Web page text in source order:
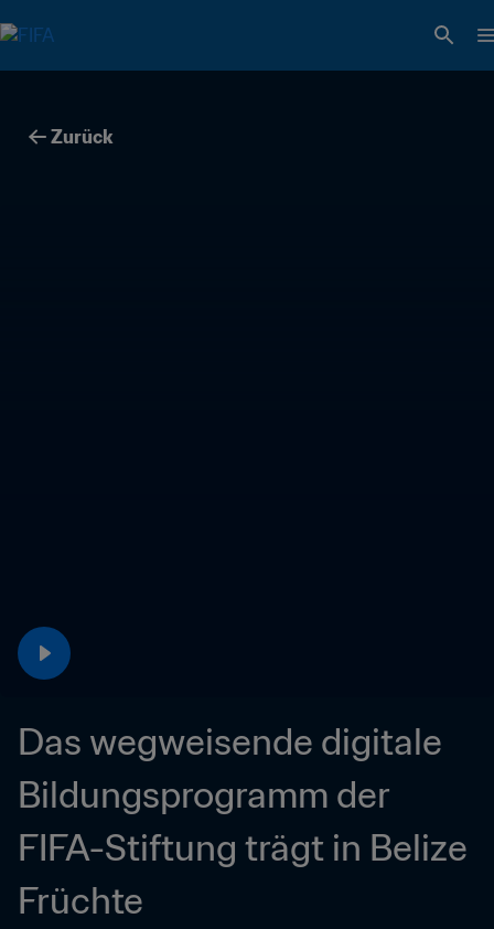
Zurück
Das wegweisende digitale
Bildungsprogramm der
FIFA-Stiftung trägt in Belize
Früchte